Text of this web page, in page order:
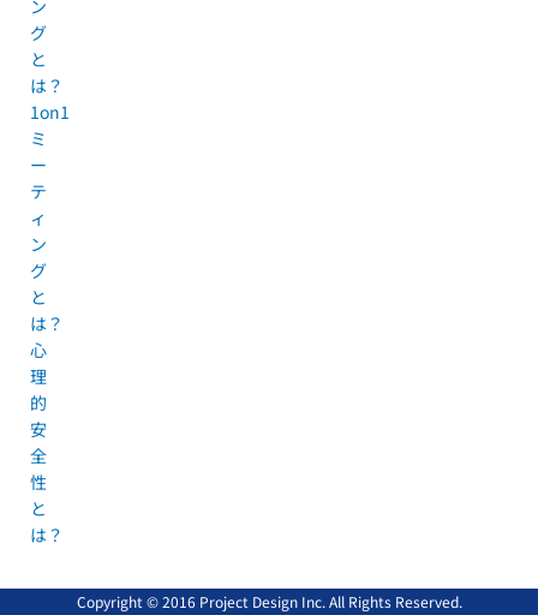
ン
グ
と
は？
1on1
ミ
ー
テ
ィ
ン
グ
と
は？
心
理
的
安
全
性
と
は？
Copyright © 2016 Project Design Inc. All Rights Reserved.